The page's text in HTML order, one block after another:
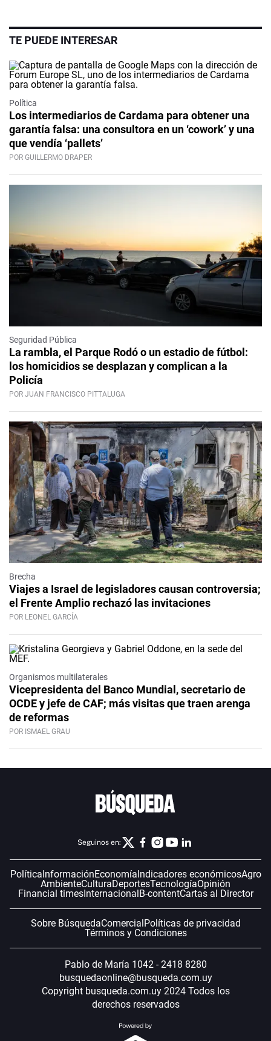
TE PUEDE INTERESAR
Política
Los intermediarios de Cardama para obtener una
garantía falsa: una consultora en un ‘cowork’ y una
que vendía ‘pallets’
POR GUILLERMO DRAPER
Seguridad Pública
La rambla, el Parque Rodó o un estadio de fútbol:
los homicidios se desplazan y complican a la
Policía
POR JUAN FRANCISCO PITTALUGA
Brecha
Viajes a Israel de legisladores causan controversia;
el Frente Amplio rechazó las invitaciones
POR LEONEL GARCÍA
Organismos multilaterales
Vicepresidenta del Banco Mundial, secretario de
OCDE y jefe de CAF; más visitas que traen arenga
de reformas
POR ISMAEL GRAU
Seguinos en:
PolíticaInformaciónEconomíaIndicadores económicosAgro
AmbienteCulturaDeportesTecnologíaOpinión
Financial timesInternacionalB-contentCartas al Director
Sobre BúsquedaComercialPolíticas de privacidad
Términos y Condiciones
Pablo de María 1042 - 2418 8280
busquedaonline@busqueda.com.uy
Copyright busqueda.com.uy 2024 Todos los
derechos reservados